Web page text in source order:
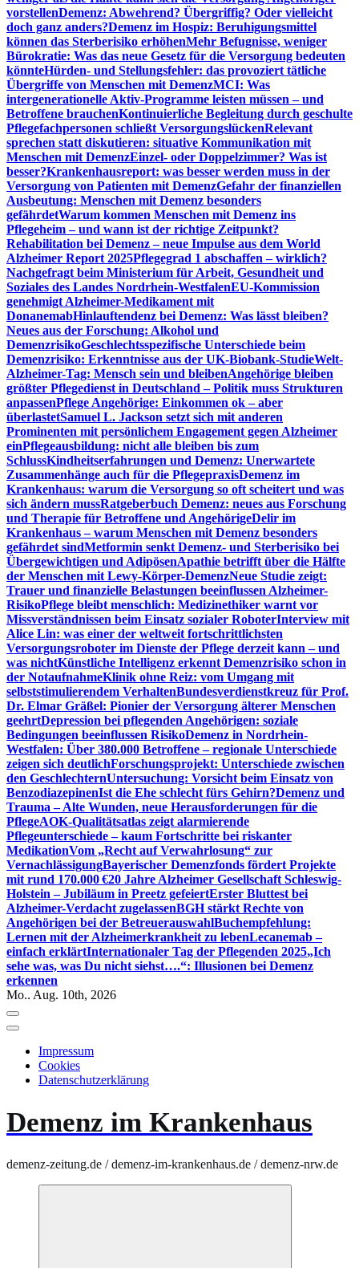
vorstellenDemenz: Abwehrend? Übergriffig? Oder vielleicht
doch ganz anders?Demenz im Hospiz: Beruhigungsmittel
können das Sterberisiko erhöhenMehr Befugnisse, weniger
Bürokratie: Was das neue Gesetz für die Versorgung bedeuten
könnteHürden- und Stellungsfehler: das provoziert tätliche
Übergriffe von Menschen mit DemenzMCI: Was
intergenerationelle Aktiv-Programme leisten müssen – und
Betroffene brauchenKontinuierliche Begleitung durch geschulte
Pflegefachpersonen schließt VersorgungslückenRelevant
sprechen statt diskutieren: situative Kommunikation mit
Menschen mit DemenzEinzel- oder Doppelzimmer? Was ist
besser?Krankenhausreport: was besser werden muss in der
Versorgung von Patienten mit DemenzGefahr der finanziellen
Ausbeutung: Menschen mit Demenz besonders
gefährdetWarum kommen Menschen mit Demenz ins
Pflegeheim – und wann ist der richtige Zeitpunkt?
Rehabilitation bei Demenz – neue Impulse aus dem World
Alzheimer Report 2025Pflegegrad 1 abschaffen – wirklich?
Nachgefragt beim Ministerium für Arbeit, Gesundheit und
Soziales des Landes Nordrhein-WestfalenEU-Kommission
genehmigt Alzheimer-Medikament mit
DonanemabHinlauftendenz bei Demenz: Was lässt bleiben?
Neues aus der Forschung: Alkohol und
DemenzrisikoGeschlechtsspezifische Unterschiede beim
Demenzrisiko: Erkenntnisse aus der UK-Biobank-StudieWelt-
Alzheimer-Tag: Mensch sein und bleibenAngehörige bleiben
größter Pflegedienst in Deutschland – Politik muss Strukturen
anpassenPflege Angehörige: Einkommen ok – aber
überlastetSamuel L. Jackson setzt sich mit anderen
Prominenten mit persönlichem Engagement gegen Alzheimer
einPflegeausbildung: nicht alle bleiben bis zum
SchlussKindheitserfahrungen und Demenz: Unerwartete
Zusammenhänge auch für die PflegepraxisDemenz im
Krankenhaus: warum die Versorgung so oft scheitert und was
sich ändern mussRatgeberbuch Demenz: neues aus Forschung
und Therapie für Betroffene und AngehörigeDelir im
Krankenhaus – warum Menschen mit Demenz besonders
gefährdet sindMetformin senkt Demenz- und Sterberisiko bei
Übergewichtigen und AdipösenApathie betrifft über die Hälfte
der Menschen mit Lewy-Körper-DemenzNeue Studie zeigt:
Trauer und finanzielle Belastungen beeinflussen Alzheimer-
RisikoPflege bleibt menschlich: Medizinethiker warnt vor
Missverständnissen beim Einsatz sozialer RoboterInterview mit
Alice Lin: was einer der weltweit fortschrittlichsten
Versorgungsroboter im Dienste der Pflege derzeit kann – und
was nichtKünstliche Intelligenz erkennt Demenzrisiko schon in
der NotaufnahmeKlinik ohne Reiz: vom Umgang mit
selbststimulierendem VerhaltenBundesverdienstkreuz für Prof.
Dr. Elmar Gräßel: Pionier der Versorgung älterer Menschen
geehrtDepression bei pflegenden Angehörigen: soziale
Bedingungen beeinflussen RisikoDemenz in Nordrhein-
Westfalen: Über 380.000 Betroffene – regionale Unterschiede
zeigen sich deutlichForschungsprojekt: Unterschiede zwischen
den GeschlechternUntersuchung: Vorsicht beim Einsatz von
BenzodiazepinenIst die Ehe schlecht fürs Gehirn?Demenz und
Trauma – Alte Wunden, neue Herausforderungen für die
PflegeAOK-Qualitätsatlas zeigt alarmierende
Pflegeunterschiede – kaum Fortschritte bei riskanter
MedikationVom „Recht auf Verwahrlosung“ zur
VernachlässigungBayerischer Demenzfonds fördert Projekte
mit rund 170.000 €20 Jahre Alzheimer Gesellschaft Schleswig-
Holstein – Jubiläum in Preetz gefeiertErster Bluttest bei
Alzheimer-Verdacht zugelassenBGH stärkt Rechte von
Angehörigen bei der BetreuerauswahlBuchempfehlung:
Lernen mit der Alzheimerkrankheit zu lebenLecanemab –
einfach erklärtInternationaler Tag der Pflegenden 2025„Ich
sehe was, was Du nicht siehst….“: Illusionen bei Demenz
erkennen
Mo.. Aug. 10th, 2026
Impressum
Cookies
Datenschutzerklärung
Demenz im Krankenhaus
demenz-zeitung.de / demenz-im-krankenhaus.de / demenz-nrw.de